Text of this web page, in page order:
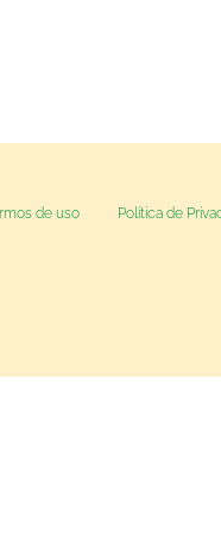
de uso Política de